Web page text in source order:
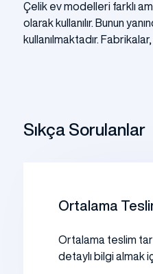
Çelik ev modelleri farklı
olarak kullanılır. Bunun
kullanılmaktadır.
Sıkça Sorulanlar
Ortalama
Ortalama teslim
detaylı bilgi almak